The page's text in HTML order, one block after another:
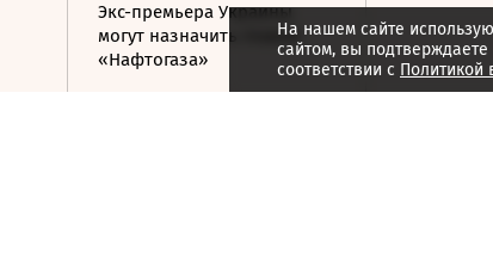
Экс-премьера Украины
могут назначить главой
«Нафтогаза»
На нашем сайте
сайтом, вы подтверждаете
соответствии с Политикой